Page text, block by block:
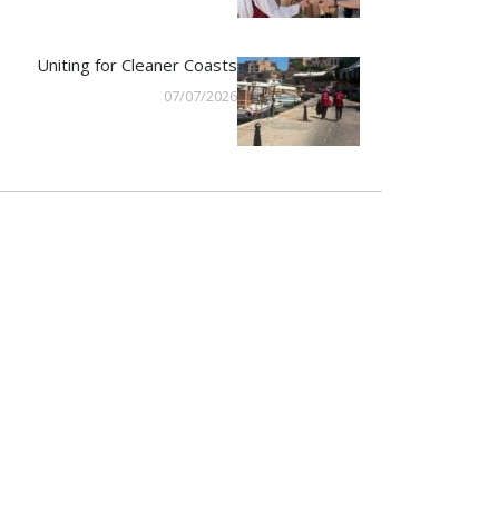
Uniting for Cleaner Coasts
07/07/2026